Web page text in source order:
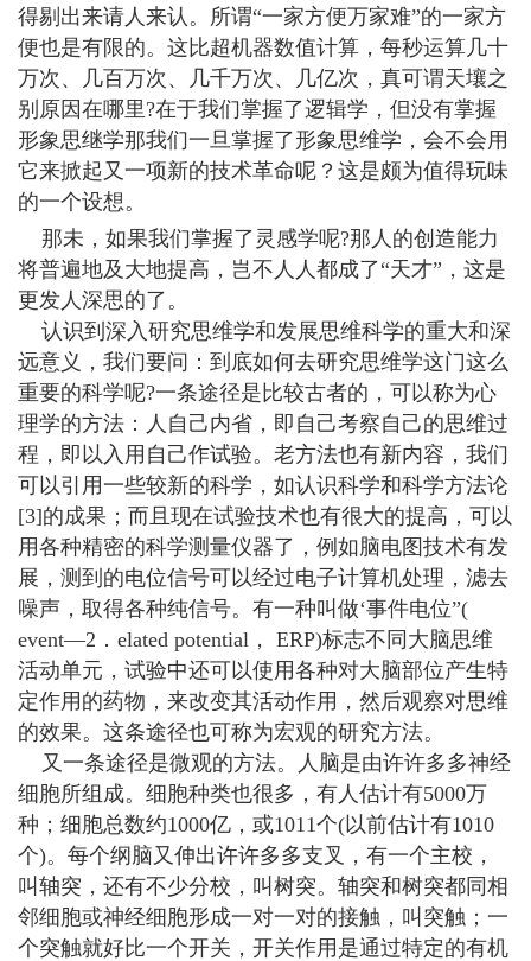
得剔出来请人来认。所谓“一家方便万家难”的一家方
便也是有限的。这比超机器数值计算，每秒运算几十
万次、几百万次、几千万次、几亿次，真可谓天壤之
别原因在哪里?在于我们掌握了逻辑学，但没有掌握
形象思继学那我们一旦掌握了形象思维学，会不会用
它来掀起又一项新的技术革命呢？这是颇为值得玩味
的一个设想。
那未，如果我们掌握了灵感学呢?那人的创造能力
将普遍地及大地提高，岂不人人都成了“天才”，这是
更发人深思的了。
认识到深入研究思维学和发展思维科学的重大和深
远意义，我们要问：到底如何去研究思维学这门这么
重要的科学呢?一条途径是比较古者的，可以称为心
理学的方法：人自己内省，即自己考察自己的思维过
程，即以入用自己作试验。老方法也有新内容，我们
可以引用一些较新的科学，如认识科学和科学方法论
[3]的成果；而且现在试验技术也有很大的提高，可以
用各种精密的科学测量仪器了，例如脑电图技术有发
展，测到的电位信号可以经过电子计算机处理，滤去
噪声，取得各种纯信号。有一种叫做‘事件电位”(
event—2．elated potential， ERP)标志不同大脑思维
活动单元，试验中还可以使用各种对大脑部位产生特
定作用的药物，来改变其活动作用，然后观察对思维
的效果。这条途径也可称为宏观的研究方法。
又一条途径是微观的方法。人脑是由许许多多神经
细胞所组成。细胞种类也很多，有人估计有5000万
种；细胞总数约1000亿，或1011个(以前估计有1010
个)。每个纲脑又伸出许许多多支叉，有一个主校，
叫轴突，还有不少分校，叫树突。轴突和树突都同相
邻细胞或神经细胞形成一对一对的接触，叫突触；一
个突触就好比一个开关，开关作用是通过特定的有机